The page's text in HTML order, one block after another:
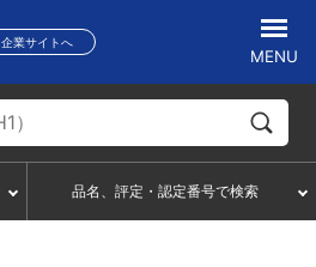
企業サイトへ
MENU
品名、評定・認定番号で検索